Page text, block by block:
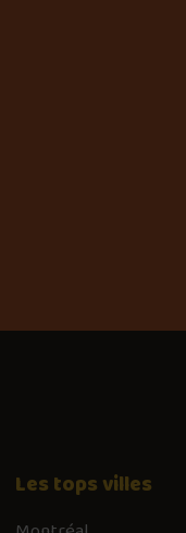
Les tops villes